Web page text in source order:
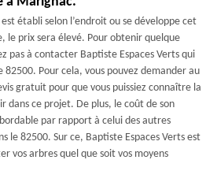
établi selon l’endroit ou se développe cet
le prix sera élevé. Pour obtenir quelque
pas à contacter Baptiste Espaces Verts qui
82500. Pour cela, vous pouvez demander au
gratuit pour que vous puissiez connaître la
dans ce projet. De plus, le coût de son
par rapport à celui des autres
le 82500. Sur ce, Baptiste Espaces Verts est
vos arbres quel que soit vos moyens